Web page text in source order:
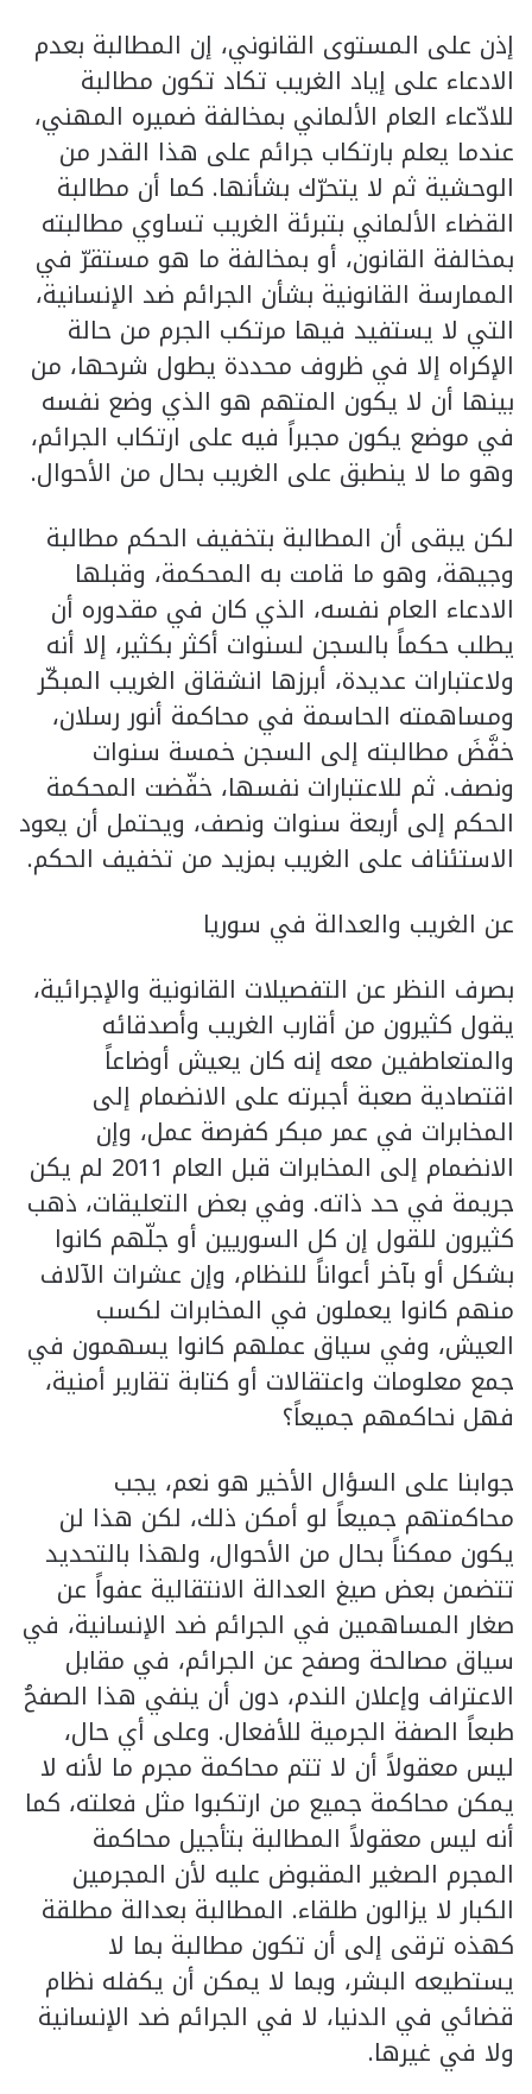
إذن على المستوى القانوني، إن المطالبة بعدم
الادعاء على إياد الغريب تكاد تكون مطالبة
للادّعاء العام الألماني بمخالفة ضميره المهني،
عندما يعلم بارتكاب جرائم على هذا القدر من
الوحشية ثم لا يتحرّك بشأنها. كما أن مطالبة
القضاء الألماني بتبرئة الغريب تساوي مطالبته
بمخالفة القانون، أو بمخالفة ما هو مستقرّ في
الممارسة القانونية بشأن الجرائم ضد الإنسانية،
التي لا يستفيد فيها مرتكب الجرم من حالة
الإكراه إلا في ظروف محددة يطول شرحها، من
بينها أن لا يكون المتهم هو الذي وضع نفسه
في موضع يكون مجبراً فيه على ارتكاب الجرائم،
وهو ما لا ينطبق على الغريب بحال من الأحوال.
لكن يبقى أن المطالبة بتخفيف الحكم مطالبة
وجيهة، وهو ما قامت به المحكمة، وقبلها
الادعاء العام نفسه، الذي كان في مقدوره أن
يطلب حكماً بالسجن لسنوات أكثر بكثير، إلا أنه
ولاعتبارات عديدة، أبرزها انشقاق الغريب المبكّر
ومساهمته الحاسمة في محاكمة أنور رسلان،
خفَّضَ مطالبته إلى السجن خمسة سنوات
ونصف. ثم للاعتبارات نفسها، خفّضت المحكمة
الحكم إلى أربعة سنوات ونصف، ويحتمل أن يعود
الاستئناف على الغريب بمزيد من تخفيف الحكم.
عن الغريب والعدالة في سوريا
بصرف النظر عن التفصيلات القانونية والإجرائية،
يقول كثيرون من أقارب الغريب وأصدقائه
والمتعاطفين معه إنه كان يعيش أوضاعاً
اقتصادية صعبة أجبرته على الانضمام إلى
المخابرات في عمر مبكر كفرصة عمل، وإن
الانضمام إلى المخابرات قبل العام 2011 لم يكن
جريمة في حد ذاته. وفي بعض التعليقات، ذهب
كثيرون للقول إن كل السوريين أو جلّهم كانوا
بشكل أو بآخر أعواناً للنظام، وإن عشرات الآلاف
منهم كانوا يعملون في المخابرات لكسب
العيش، وفي سياق عملهم كانوا يسهمون في
جمع معلومات واعتقالات أو كتابة تقارير أمنية،
فهل نحاكمهم جميعاً؟
جوابنا على السؤال الأخير هو نعم، يجب
محاكمتهم جميعاً لو أمكن ذلك، لكن هذا لن
يكون ممكناً بحال من الأحوال، ولهذا بالتحديد
تتضمن بعض صيغ العدالة الانتقالية عفواً عن
صغار المساهمين في الجرائم ضد الإنسانية، في
سياق مصالحة وصفح عن الجرائم، في مقابل
الاعتراف وإعلان الندم، دون أن ينفي هذا الصفحُ
طبعاً الصفة الجرمية للأفعال. وعلى أي حال،
ليس معقولاً أن لا تتم محاكمة مجرم ما لأنه لا
يمكن محاكمة جميع من ارتكبوا مثل فعلته، كما
أنه ليس معقولاً المطالبة بتأجيل محاكمة
المجرم الصغير المقبوض عليه لأن المجرمين
الكبار لا يزالون طلقاء. المطالبة بعدالة مطلقة
كهذه ترقى إلى أن تكون مطالبة بما لا
يستطيعه البشر، وبما لا يمكن أن يكفله نظام
قضائي في الدنيا، لا في الجرائم ضد الإنسانية
ولا في غيرها.